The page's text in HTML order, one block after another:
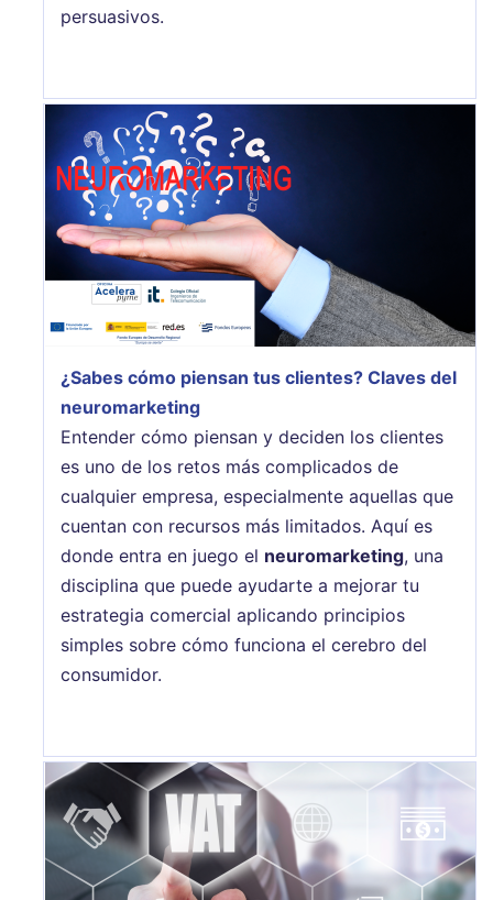
persuasivos.
¿Sabes cómo piensan tus clientes? Claves del
neuromarketing
Entender cómo piensan y deciden los clientes
es uno de los retos más complicados de
cualquier empresa, especialmente aquellas que
cuentan con recursos más limitados. Aquí es
donde entra en juego el neuromarketing, una
disciplina que puede ayudarte a mejorar tu
estrategia comercial aplicando principios
simples sobre cómo funciona el cerebro del
consumidor.